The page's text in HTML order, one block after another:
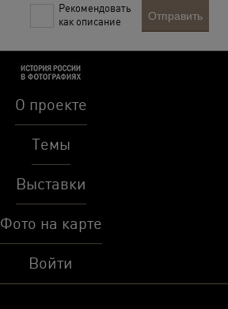
Рекомендовать
как описание
Отправить
О проекте
Темы
Выставки
Фото на карте
Войти